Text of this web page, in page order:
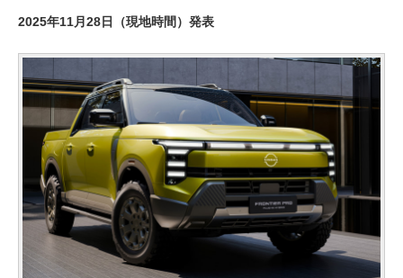
2025年11月28日（現地時間）発表